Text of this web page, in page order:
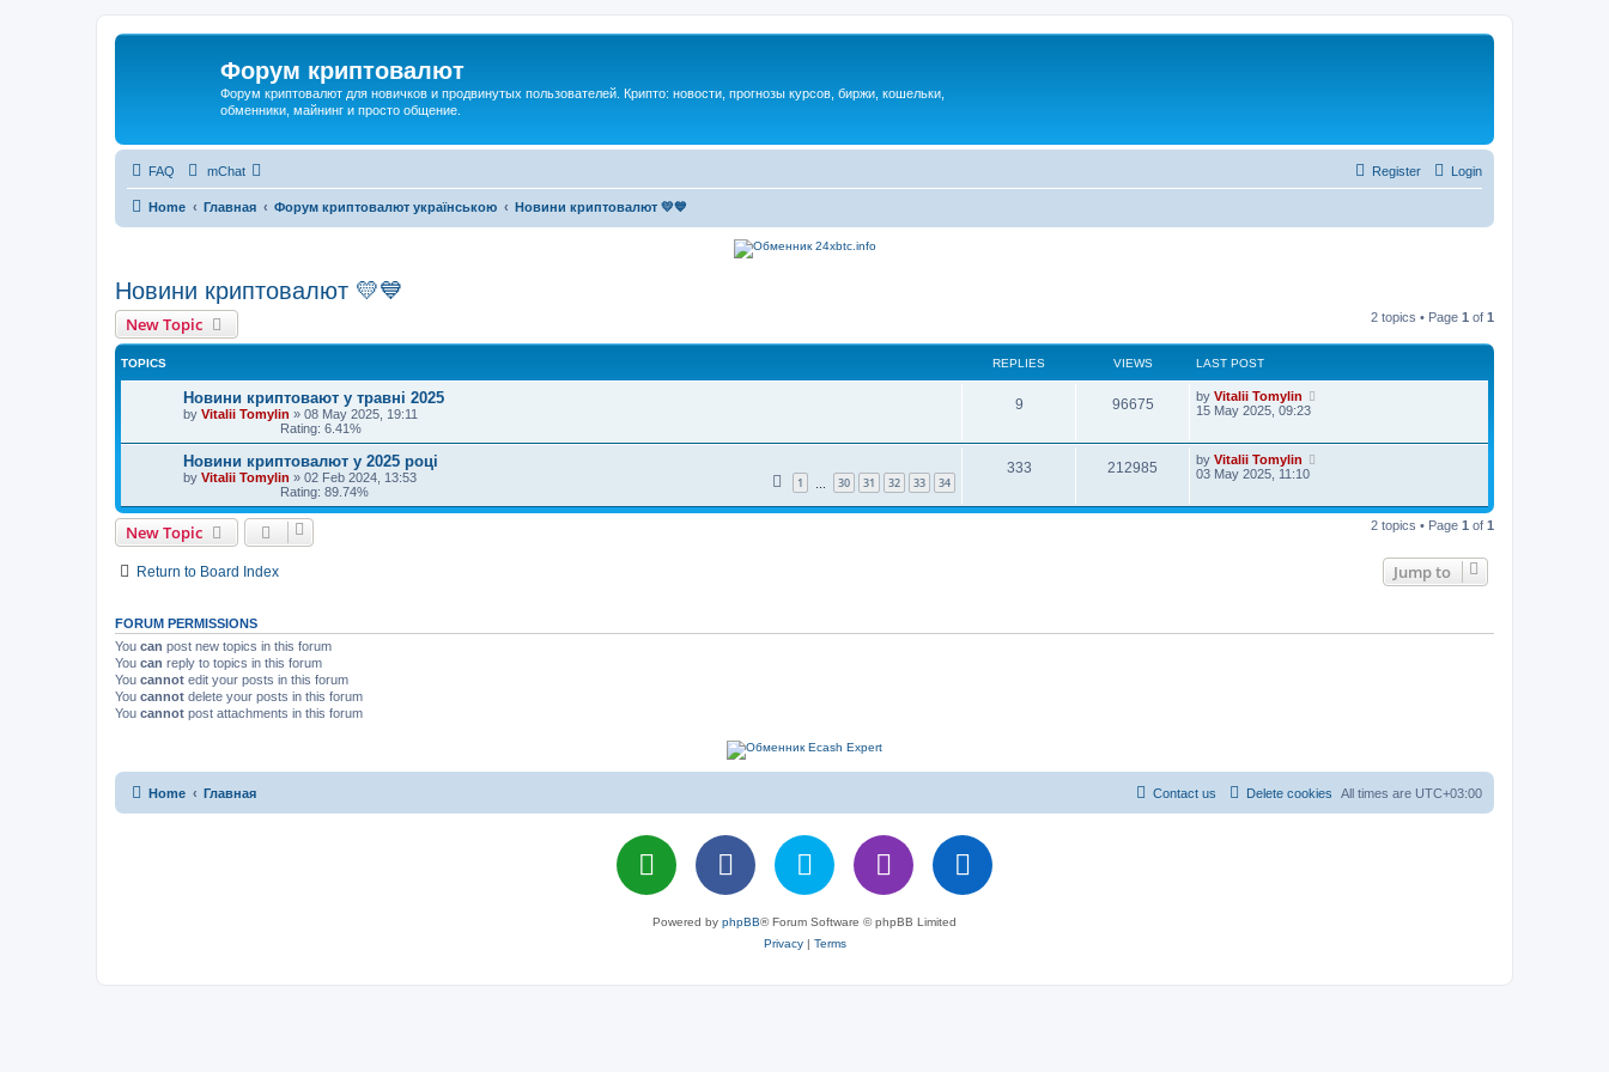
Форум криптовалют
Форум криптовалют для новичков и продвинутых пользователей. Крипто: новости, прогнозы курсов, биржи, кошельки,
обменники, майнинг и просто общение.
FAQ mChat Login
Register
Home Главная Форум криптовалют українською Новини криптовалют 💛💙
Новини криптовалют 💛💙
New Topic 2 topics • Page 1 of 1
TOPICS REPLIES VIEWS LAST POST
Новини криптовают у травні 2025
by Vitalii Tomylin » 08 May 2025, 19:11
Rating: 6.41%
9 96675 by Vitalii Tomylin
15 May 2025, 09:23
Новини криптовалют у 2025 році
by Vitalii Tomylin » 02 Feb 2024, 13:53 1 30 31 32 33 34
Rating: 89.74%
333 212985 by Vitalii Tomylin
03 May 2025, 11:10
New Topic 2 topics • Page 1 of 1
Return to Board Index Jump to
FORUM PERMISSIONS
You can post new topics in this forum
You can reply to topics in this forum
You cannot edit your posts in this forum
You cannot delete your posts in this forum
You cannot post attachments in this forum
Home Главная All times are UTC+03:00
Delete cookies
Contact us
Powered by phpBB® Forum Software © phpBB Limited
Privacy| Terms